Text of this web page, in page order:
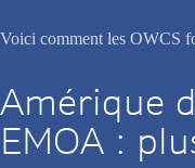
Voici comment les OWCS
Amérique
EMOA :